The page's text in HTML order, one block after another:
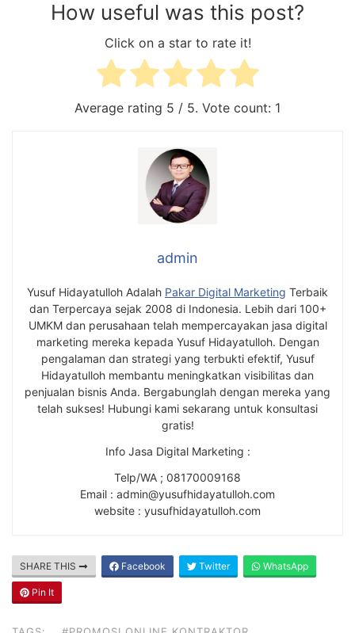
How useful was this post?
Click on a star to rate it!
Average rating 5 / 5. Vote count: 1
admin
Yusuf Hidayatulloh Adalah Pakar Digital Marketing Terbaik
dan Terpercaya sejak 2008 di Indonesia. Lebih dari 100+
UMKM dan perusahaan telah mempercayakan jasa digital
marketing mereka kepada Yusuf Hidayatulloh. Dengan
pengalaman dan strategi yang terbukti efektif, Yusuf
Hidayatulloh membantu meningkatkan visibilitas dan
penjualan bisnis Anda. Bergabunglah dengan mereka yang
telah sukses! Hubungi kami sekarang untuk konsultasi
gratis!
Info Jasa Digital Marketing :
Telp/WA ; 08170009168
Email : admin@yusufhidayatulloh.com
website : yusufhidayatulloh.com
SHARE THIS Facebook Twitter WhatsApp
Pin It